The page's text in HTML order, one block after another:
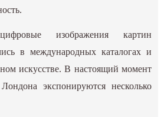
изображения картин
в международных каталогах и
искусстве. В настоящий момент
экспонируются несколько